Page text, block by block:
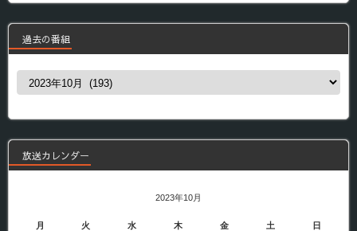
過去の番組
過
組
放送カレンダー
2023年10月
月 火 水 木 金 土 日